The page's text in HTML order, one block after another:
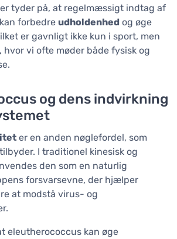
tyder på, at regelmæssigt indtag af
forbedre udholdenhed og øge
er gavnligt ikke kun i sport, men
hvor vi ofte møder både fysisk og
og dens indvirkning
er en anden nøglefordel, som
I traditionel kinesisk og
den som en naturlig
forsvarsevne, der hjælper
at modstå virus- og
eleutherococcus kan øge